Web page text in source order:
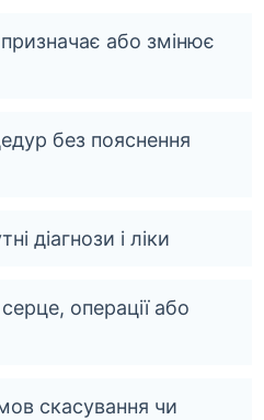
призначає або змінює
без пояснення
діагнози і ліки
операції або
скасування чи